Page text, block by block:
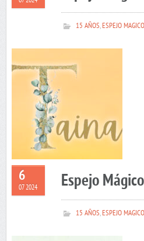
15 AÑOS,ESPEJO MAGICO
6
07 2024 Espejo
15 AÑOS,ESPEJO MAGICO